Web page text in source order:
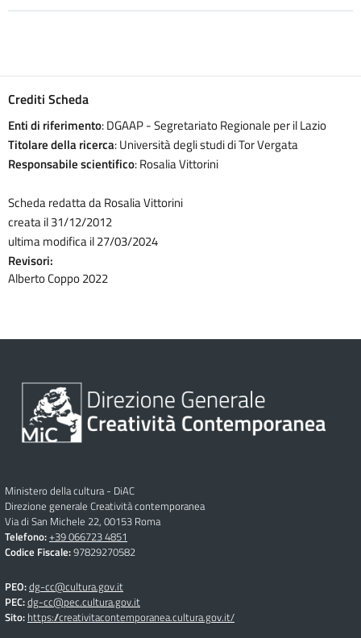
Crediti Scheda
Enti di riferimento: DGAAP - Segretariato Regionale per il Lazio
Titolare della ricerca: Università degli studi di Tor Vergata
Responsabile scientifico: Rosalia Vittorini
Scheda redatta da Rosalia Vittorini
creata il 31/12/2012
ultima modifica il 27/03/2024
Revisori:
Alberto Coppo 2022
Ministero della cultura - DiAC
Direzione generale Creatività contemporanea
Via di San Michele 22, 00153 Roma
Telefono:+39 066723 4851
Codice Fiscale:97829270582
PEO:dg-cc@cultura.gov.it
PEC:dg-cc@pec.cultura.gov.it
Sito: https://creativitacontemporanea.cultura.gov.it/